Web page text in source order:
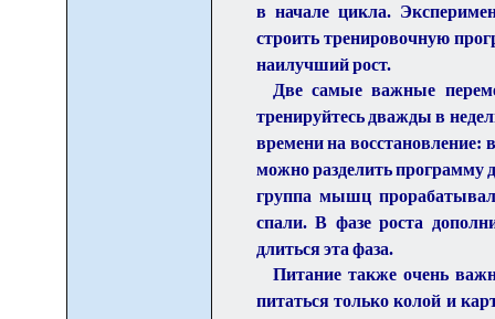
в начале цикла.
строить тренировочную
наилучший рост.
Две самые важные
тренируйтесь дважды в
времени на
можно разделить программу
группа мышц
спали. В фазе роста
длиться эта фаза.
Питание также очень
питаться только колой и